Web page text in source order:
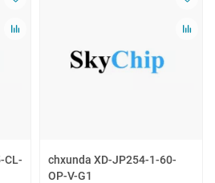
CL-
chxunda XD-JP254-1-60-
OP-V-G1